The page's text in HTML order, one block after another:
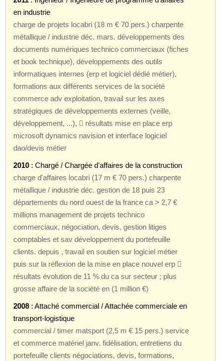
en industrie
charge de projets locabri (18 m € 70 pers.) charpente
métallique / industrie déc. mars. développements des
documents numériques technico commerciaux (fiches
et book technique), développements des outils
informatiques internes (erp et logiciel dédié métier),
formations aux différents services de la société
commerce adv exploitation, travail sur les axes
stratégiques de développements externes (veille,
développement, ...),  résultats mise en place erp
microsoft dynamics navision et interface logiciel
dao/devis métier
2010 : Chargé / Chargée d'affaires de la construction
charge d'affaires locabri (17 m € 70 pers.) charpente
métallique / industrie déc. gestion de 18 puis 23
départements du nord ouest de la france ca > 2,7 €
millions management de projets technico
commerciaux, négociation, devis, gestion litiges
comptables et sav développement du portefeuille
clients. depuis , travail en soutien sur logiciel métier
puis sur la réflexion de la mise en place nouvel erp 
résultats évolution de 11 % du ca sur secteur ; plus
grosse affaire de la société en (1 million €)
2008 : Attaché commercial / Attachée commerciale en
transport-logistique
commercial / timer matsport (2,5 m € 15 pers.) service
et commerce matériel janv. fidélisation, entretiens du
portefeuille clients négociations, devis, formations,